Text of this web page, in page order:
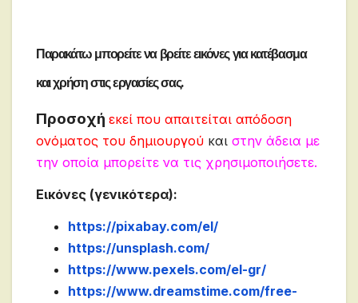
Παρακάτω μπορείτε να βρείτε εικόνες για κατέβασμα
και χρήση στις εργασίες σας.
Προσοχή εκεί που απαιτείται απόδοση
ονόματος του δημιουργού και στην άδεια με
την οποία μπορείτε να τις χρησιμοποιήσετε.
Εικόνες (γενικότερα):
https://pixabay.com/el/
https://unsplash.com/
https://www.pexels.com/el-gr/
https://www.dreamstime.com/free-